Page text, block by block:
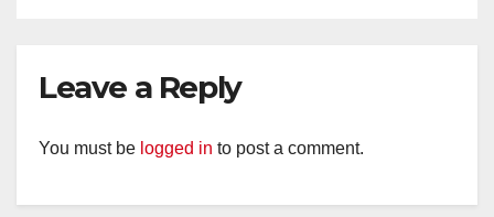
Leave a Reply
You must be logged in to post a comment.